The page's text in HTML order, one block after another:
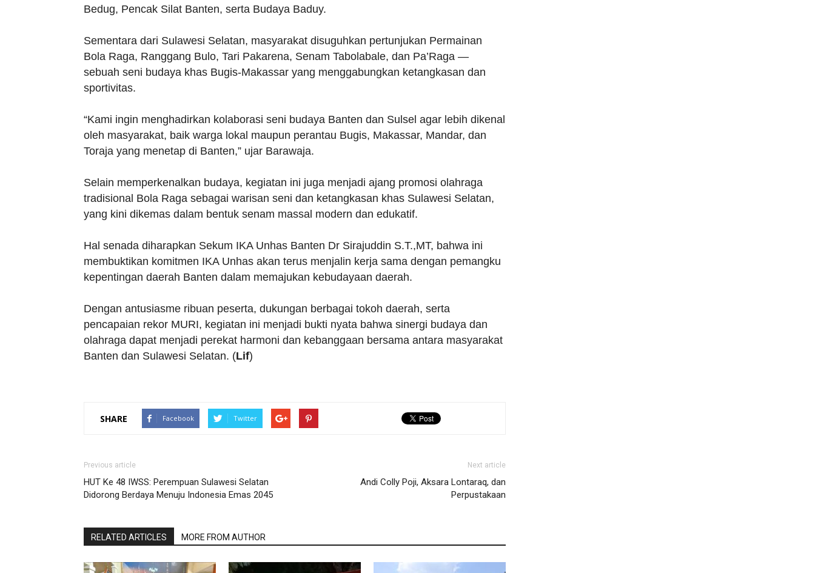
Bedug, Pencak Silat Banten, serta Budaya Baduy.
Sementara dari Sulawesi Selatan, masyarakat disuguhkan pertunjukan Permainan
Bola Raga, Ranggang Bulo, Tari Pakarena, Senam Tabolabale, dan Pa’Raga —
sebuah seni budaya khas Bugis-Makassar yang menggabungkan ketangkasan dan
sportivitas.
“Kami ingin menghadirkan kolaborasi seni budaya Banten dan Sulsel agar lebih dikenal
oleh masyarakat, baik warga lokal maupun perantau Bugis, Makassar, Mandar, dan
Toraja yang menetap di Banten,” ujar Barawaja.
Selain memperkenalkan budaya, kegiatan ini juga menjadi ajang promosi olahraga
tradisional Bola Raga sebagai warisan seni dan ketangkasan khas Sulawesi Selatan,
yang kini dikemas dalam bentuk senam massal modern dan edukatif.
Hal senada diharapkan Sekum IKA Unhas Banten Dr Sirajuddin S.T.,MT, bahwa ini
membuktikan komitmen IKA Unhas akan terus menjalin kerja sama dengan pemangku
kepentingan daerah Banten dalam memajukan kebudayaan daerah.
Dengan antusiasme ribuan peserta, dukungan berbagai tokoh daerah, serta
pencapaian rekor MURI, kegiatan ini menjadi bukti nyata bahwa sinergi budaya dan
olahraga dapat menjadi perekat harmoni dan kebanggaan bersama antara masyarakat
Banten dan Sulawesi Selatan. (Lif)
SHARE Facebook Twitter
Previous article
HUT Ke 48 IWSS: Perempuan Sulawesi Selatan
Didorong Berdaya Menuju Indonesia Emas 2045
Next article
Andi Colly Poji, Aksara Lontaraq, dan
Perpustakaan
RELATED ARTICLES MORE FROM AUTHOR